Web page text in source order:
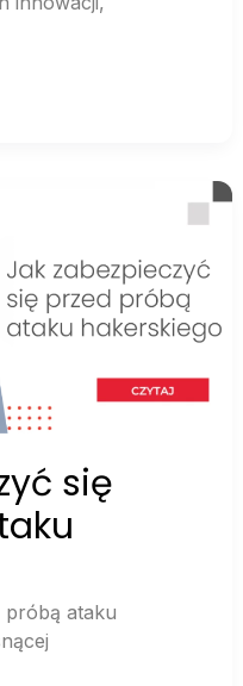
się
ataku